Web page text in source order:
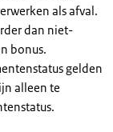
als afval.
dan niet-
bonus.
gelden
alleen te